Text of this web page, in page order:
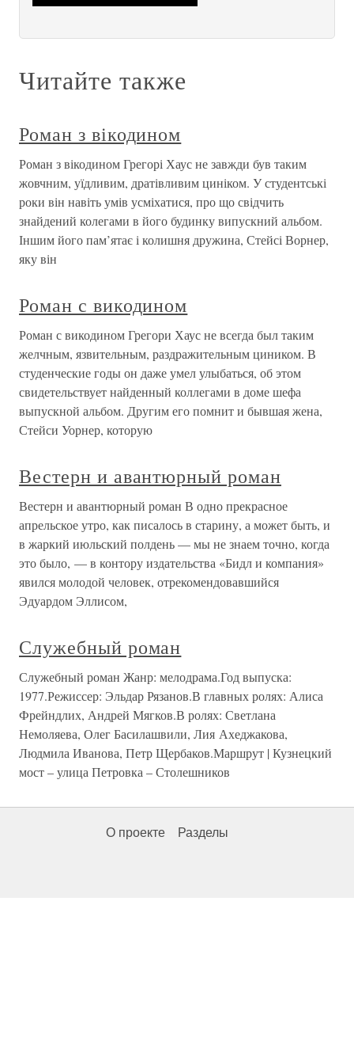
Читайте также
Роман з вікодином
Роман з вікодином Грегорі Хаус не завжди був таким
жовчним, уїдливим, дратівливим циніком. У студентські
роки він навіть умів усміхатися, про що свідчить
знайдений колегами в його будинку випускний альбом.
Іншим його пам’ятає і колишня дружина, Стейсі Ворнер,
яку він
Роман с викодином
Роман с викодином Грегори Хаус не всегда был таким
желчным, язвительным, раздражительным циником. В
студенческие годы он даже умел улыбаться, об этом
свидетельствует найденный коллегами в доме шефа
выпускной альбом. Другим его помнит и бывшая жена,
Стейси Уорнер, которую
Вестерн и авантюрный роман
Вестерн и авантюрный роман В одно прекрасное
апрельское утро, как писалось в старину, а может быть, и
в жаркий июльский полдень — мы не знаем точно, когда
это было, — в контору издательства «Бидл и компания»
явился молодой человек, отрекомендовавшийся
Эдуардом Эллисом,
Служебный роман
Служебный роман Жанр: мелодрама.Год выпуска:
1977.Режиссер: Эльдар Рязанов.В главных ролях: Алиса
Фрейндлих, Андрей Мягков.В ролях: Светлана
Немоляева, Олег Басилашвили, Лия Ахеджакова,
Людмила Иванова, Петр Щербаков.Маршрут | Кузнецкий
мост – улица Петровка – Столешников
О проекте Разделы